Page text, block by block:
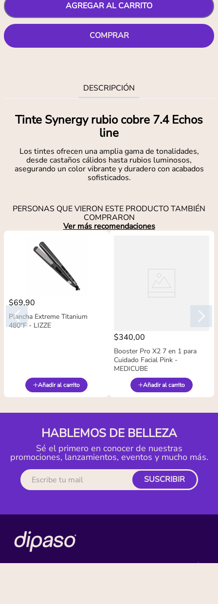
AGREGAR AL CARRITO
COMPRAR
DESCRIPCIÓN
Tinte Synergy rubio cobre 7.4 Echos
line
Los tintes ofrecen una amplia gama de tonalidades,
desde castaños cálidos hasta rubios luminosos,
asegurando un color vibrante y duradero con acabados
sofisticados.
PERSONAS QUE VIERON ESTE PRODUCTO TAMBIÉN
COMPRARON
Ver más recomendaciones
$69,90
Plancha Extreme Titanium
480°F - LIZZE
Añadir al carrito
$340,00
Booster Pro X2 7 en 1 para
Cuidado Facial Pink -
MEDICUBE
Añadir al carrito
HABLEMOS DE BELLEZA
Sé el primero en conocer de nuestras
promociones, lanzamientos, eventos y mucho más.
SUSCRIBIR
MI CUENTA